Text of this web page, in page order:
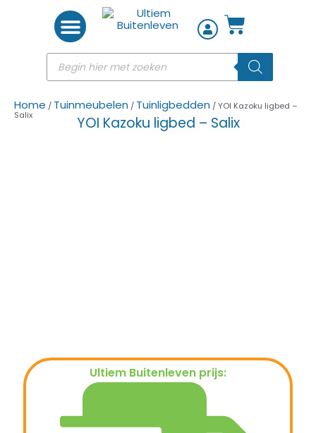
Home / Tuinmeubelen / Tuinligbedden / YOI Kazoku ligbed –
Salix
YOI Kazoku ligbed – Salix
Ultiem Buitenleven prijs: